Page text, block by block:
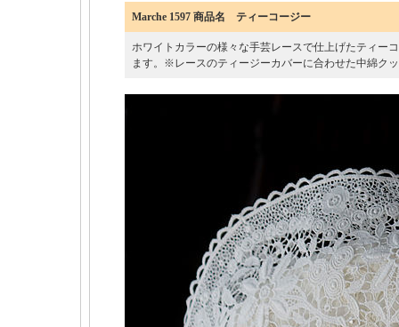
Marche 1597 商品名 ティーコージー
ホワイトカラーの様々な手芸レースで仕上げたティー
ます。※レースのティージーカバーに合わせた中綿ク